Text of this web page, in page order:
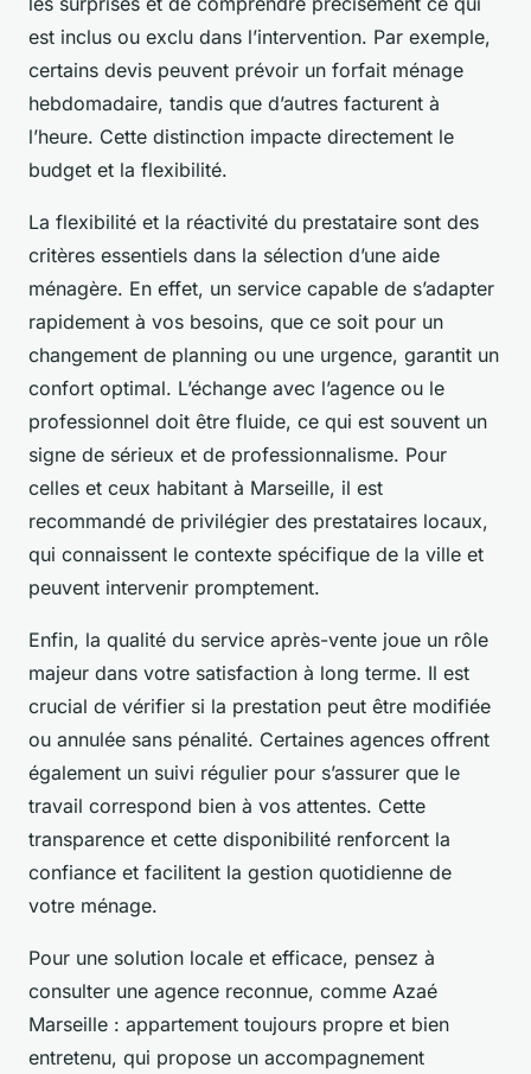
est inclus ou exclu dans l’intervention. Par exemple,
certains devis peuvent prévoir un forfait ménage
hebdomadaire, tandis que d’autres facturent à
l’heure. Cette distinction impacte directement le
budget et la flexibilité.
La flexibilité et la réactivité du prestataire sont des
critères essentiels dans la sélection d’une aide
ménagère. En effet, un service capable de s’adapter
rapidement à vos besoins, que ce soit pour un
changement de planning ou une urgence, garantit un
confort optimal. L’échange avec l’agence ou le
professionnel doit être fluide, ce qui est souvent un
signe de sérieux et de professionnalisme. Pour
celles et ceux habitant à Marseille, il est
recommandé de privilégier des prestataires locaux,
qui connaissent le contexte spécifique de la ville et
peuvent intervenir promptement.
Enfin, la qualité du service après-vente joue un rôle
majeur dans votre satisfaction à long terme. Il est
crucial de vérifier si la prestation peut être modifiée
ou annulée sans pénalité. Certaines agences offrent
également un suivi régulier pour s’assurer que le
travail correspond bien à vos attentes. Cette
transparence et cette disponibilité renforcent la
confiance et facilitent la gestion quotidienne de
votre ménage.
Pour une solution locale et efficace, pensez à
consulter une agence reconnue, comme Azaé
Marseille : appartement toujours propre et bien
entretenu, qui propose un accompagnement